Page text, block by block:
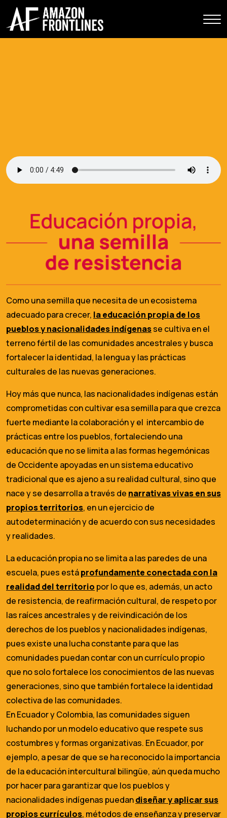
Como una semilla que necesita de un ecosistema
adecuado para crecer, la educación propia de los
pueblos y nacionalidades indígenasse cultiva en el
terreno fértil de las comunidades ancestrales y busca
fortalecer la identidad, la lengua y las prácticas
culturales de las nuevas generaciones.
Hoy más que nunca, las nacionalidades indígenas están
comprometidas con cultivar esa semilla para que crezca
fuerte mediante la colaboración y el intercambio de
prácticas entre los pueblos, fortaleciendo una
educación que no se limita a las formas hegemónicas
de Occidente apoyadas en un sistema educativo
tradicional que es ajeno a su realidad cultural, sino que
nace y se desarrolla a través de narrativas vivas en sus
propios territorios, en un ejercicio de
autodeterminación y de acuerdo con sus necesidades
y realidades.
La educación propia no se limita a las paredes de una
escuela, pues estáprofundamente conectada con la
realidad del territorio por lo que es, además, un acto
de resistencia, de reafirmación cultural, de respeto por
las raíces ancestrales y de reivindicación de los
derechos de los pueblos y nacionalidades indígenas,
pues existe una lucha constante para que las
comunidades puedan contar con un currículo propio
que no solo fortalece los conocimientos de las nuevas
generaciones, sino que también fortalece la identidad
colectiva de las comunidades.
En Ecuador y Colombia, las comunidades siguen
luchando por un modelo educativo que respete sus
costumbres y formas organizativas. En Ecuador, por
ejemplo, a pesar de que se ha reconocido la importancia
de la educación intercultural bilingüe, aún queda mucho
por hacer para garantizar que los pueblos y
nacionalidades indígenas puedandiseñar y aplicar sus
propios currículos, métodos de enseñanza y preservar